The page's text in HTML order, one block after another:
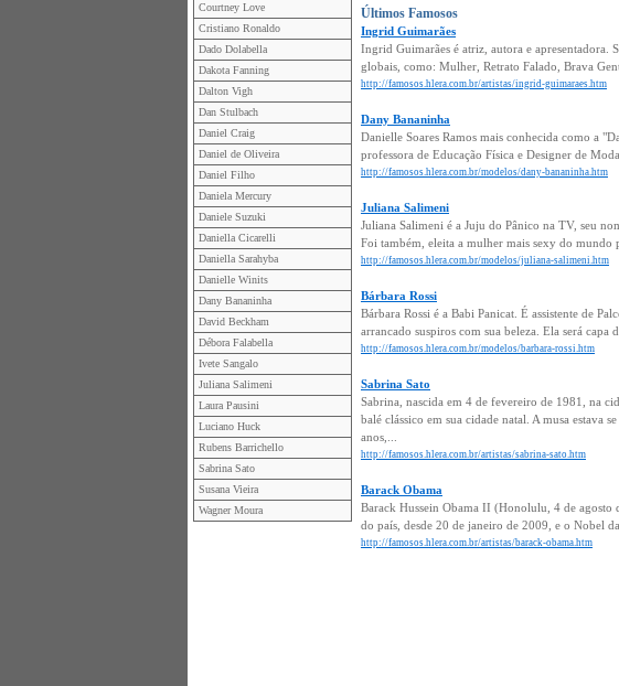
Courtney Love
Cristiano Ronaldo
Dado Dolabella
Dakota Fanning
Dalton Vigh
Dan Stulbach
Daniel Craig
Daniel de Oliveira
Daniel Filho
Daniela Mercury
Daniele Suzuki
Daniella Cicarelli
Daniella Sarahyba
Danielle Winits
Dany Bananinha
David Beckham
Débora Falabella
Ivete Sangalo
Juliana Salimeni
Laura Pausini
Luciano Huck
Rubens Barrichello
Sabrina Sato
Susana Vieira
Wagner Moura
Últimos Famosos
Ingrid Guimarães
Ingrid Guimarães é atriz, autora e apresentadora.
globais, como: Mulher, Retrato Falado, Brava
http://famosos.hlera.com.br/artistas/ingrid-guimaraes.htm
Dany Bananinha
Danielle Soares Ramos mais conhecida como a
professora de Educação Física e Designer de
http://famosos.hlera.com.br/modelos/dany-bananinha.htm
Juliana Salimeni
Juliana Salimeni é a Juju do Pânico na TV, seu
Foi também, eleita a mulher mais sexy do mundo
http://famosos.hlera.com.br/modelos/juliana-salimeni.htm
Bárbara Rossi
Bárbara Rossi é a Babi Panicat. É assistente de
arrancado suspiros com sua beleza. Ela será
http://famosos.hlera.com.br/modelos/barbara-rossi.htm
Sabrina Sato
Sabrina, nascida em 4 de fevereiro de 1981, na
balé clássico em sua cidade natal. A musa estava
anos,...
http://famosos.hlera.com.br/artistas/sabrina-sato.htm
Barack Obama
Barack Hussein Obama II (Honolulu, 4 de agosto
do país, desde 20 de janeiro de 2009, e o Nobel
http://famosos.hlera.com.br/artistas/barack-obama.htm